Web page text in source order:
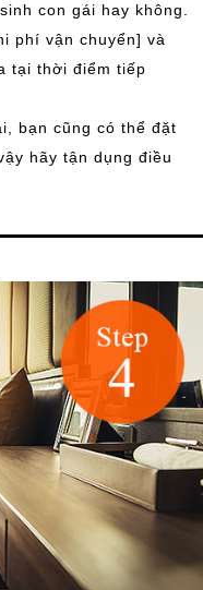
con gái hay không.
phí vận chuyển] và
tại thời điểm tiếp
bạn cũng có thể đặt
hãy tận dụng điều